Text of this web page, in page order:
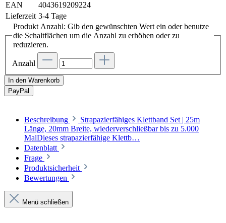
EAN
4043619209224
Lieferzeit 3-4 Tage
Produkt Anzahl: Gib den gewünschten Wert ein oder benutze
die Schaltflächen um die Anzahl zu erhöhen oder zu
reduzieren.
Anzahl
In den Warenkorb
PayPal
Beschreibung
Strapazierfähiges Klettband Set | 25m
Länge, 20mm Breite, wiederverschließbar bis zu 5.000
MalDieses strapazierfähige Klettb…
Datenblatt
Frage
Produktsicherheit
Bewertungen
Menü schließen